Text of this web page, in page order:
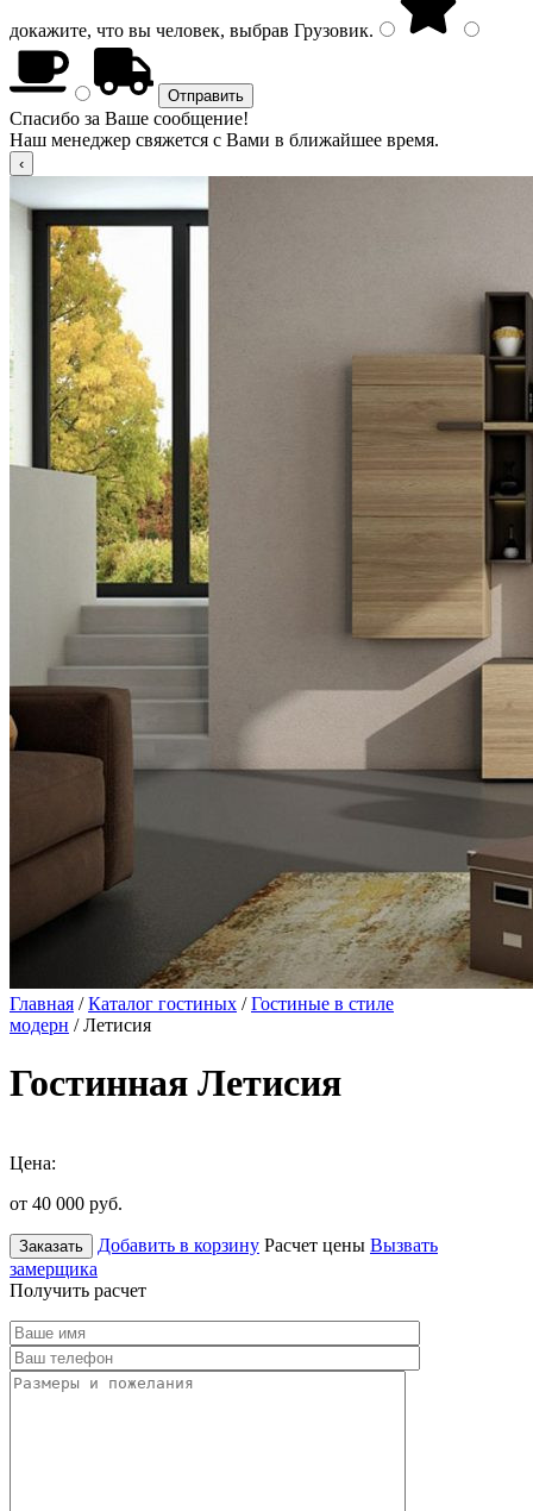
докажите, что вы человек, выбрав Грузовик.
Спасибо за Ваше сообщение!
Наш менеджер свяжется с Вами в ближайшее время.
Главная /Каталог гостиных /Гостиные в стиле
модерн / Летисия
Гостинная Летисия
Цена:
от 40 000 руб.
Заказать Добавить в корзину Расчет цены Вызвать
замерщика
Получить расчет